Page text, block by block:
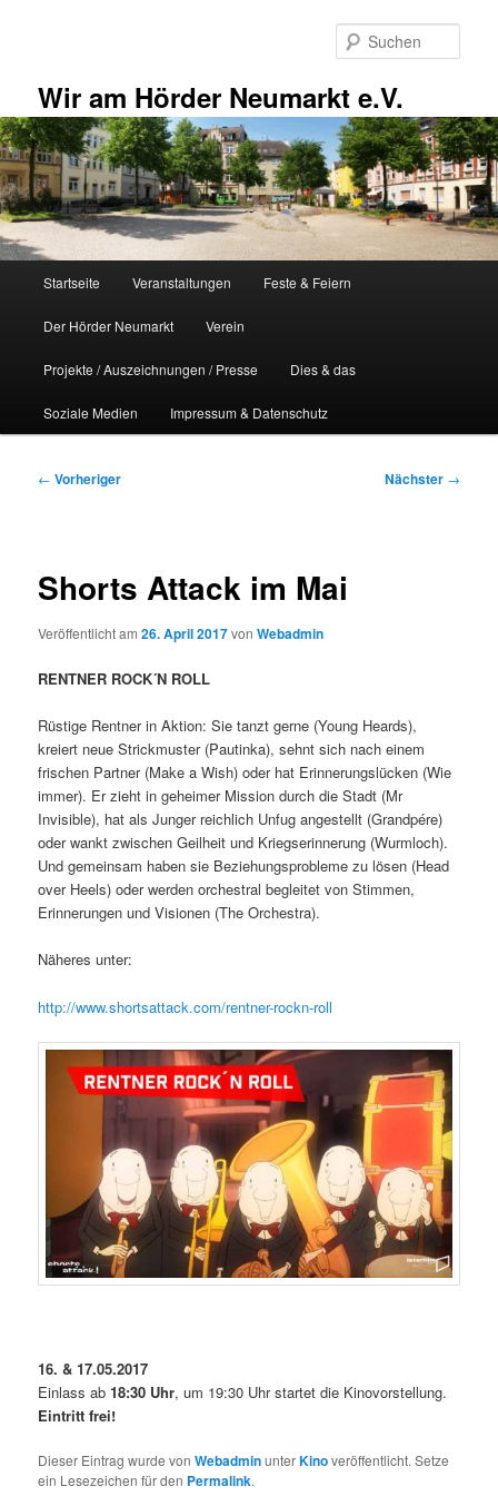
Wir am Hörder Neumarkt e.V.
Startseite Veranstaltungen Feste & Feiern
Der Hörder Neumarkt Verein
Projekte / Auszeichnungen / Presse Dies & das
Soziale Medien Impressum & Datenschutz
Beitragsnavigation
← Vorheriger Nächster →
Shorts Attack im Mai
Veröffentlicht am26. April 2017vonWebadmin
RENTNER ROCK´N ROLL
Rüstige Rentner in Aktion: Sie tanzt gerne (Young Heards),
kreiert neue Strickmuster (Pautinka), sehnt sich nach einem
frischen Partner (Make a Wish) oder hat Erinnerungslücken (Wie
immer). Er zieht in geheimer Mission durch die Stadt (Mr
Invisible), hat als Junger reichlich Unfug angestellt (Grandpére)
oder wankt zwischen Geilheit und Kriegserinnerung (Wurmloch).
Und gemeinsam haben sie Beziehungsprobleme zu lösen (Head
over Heels) oder werden orchestral begleitet von Stimmen,
Erinnerungen und Visionen (The Orchestra).
Näheres unter:
http://www.shortsattack.com/rentner-rockn-roll
16. & 17.05.2017
Einlass ab18:30 Uhr, um 19:30 Uhr startet die Kinovorstellung.
Eintritt frei!
Dieser Eintrag wurde vonWebadminunterKinoveröffentlicht. Setze
ein Lesezeichen für den Permalink.